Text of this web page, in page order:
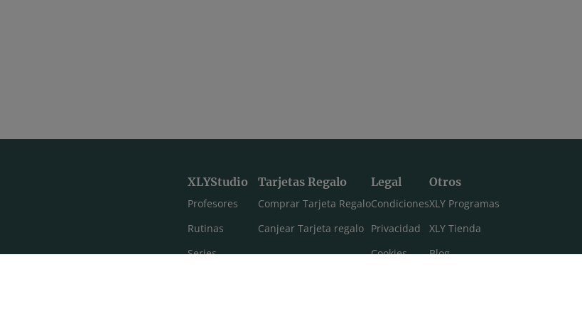
XLYStudio
Profesores
Rutinas
Series
Tarjetas Regalo
Comprar Tarjeta Regalo
Canjear Tarjeta regalo
Legal
Condiciones
Privacidad
Cookies
Otros
XLY Programas
XLY Tienda
Blog